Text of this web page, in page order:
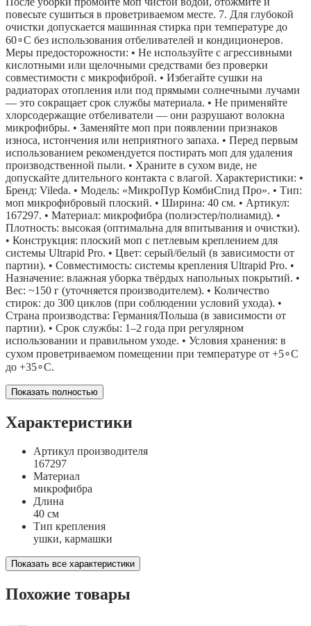
повесьте сушиться в проветриваемом месте. 7. Для глубокой
очистки допускается машинная стирка при температуре до
60∘C без использования отбеливателей и кондиционеров.
Меры предосторожности: • Не используйте с агрессивными
кислотными или щелочными средствами без проверки
совместимости с микрофиброй. • Избегайте сушки на
радиаторах отопления или под прямыми солнечными лучами
— это сокращает срок службы материала. • Не применяйте
хлорсодержащие отбеливатели — они разрушают волокна
микрофибры. • Заменяйте моп при появлении признаков
износа, истончения или неприятного запаха. • Перед первым
использованием рекомендуется постирать моп для удаления
производственной пыли. • Храните в сухом виде, не
допускайте длительного контакта с влагой. Характеристики: •
Бренд: Vileda. • Модель: «МикроПур КомбиСпид Про». • Тип:
моп микрофибровый плоский. • Ширина: 40 см. • Артикул:
167297. • Материал: микрофибра (полиэстер/полиамид). •
Плотность: высокая (оптимальна для впитывания и очистки).
• Конструкция: плоский моп с петлевым креплением для
системы Ultrapid Pro. • Цвет: серый/белый (в зависимости от
партии). • Совместимость: системы крепления Ultrapid Pro. •
Назначение: влажная уборка твёрдых напольных покрытий. •
Вес: ~150 г (уточняется производителем). • Количество
стирок: до 300 циклов (при соблюдении условий ухода). •
Страна производства: Германия/Польша (в зависимости от
партии). • Срок службы: 1–2 года при регулярном
использовании и правильном уходе. • Условия хранения: в
сухом проветриваемом помещении при температуре от +5∘C
до +35∘C.
Показать полностью
Характеристики
Артикул производителя
167297
Материал
микрофибра
Длина
40 см
Тип крепления
ушки, кармашки
Показать все характеристики
Похожие товары